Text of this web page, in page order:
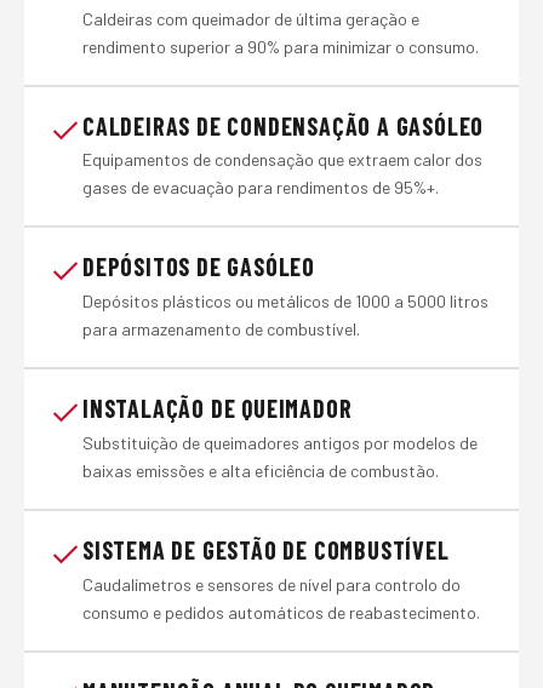
Caldeiras com queimador de última geração e
rendimento superior a 90% para minimizar o consumo.
CALDEIRAS DE CONDENSAÇÃO A GASÓLEO
Equipamentos de condensação que extraem calor dos
gases de evacuação para rendimentos de 95%+.
DEPÓSITOS DE GASÓLEO
Depósitos plásticos ou metálicos de 1000 a 5000 litros
para armazenamento de combustível.
INSTALAÇÃO DE QUEIMADOR
Substituição de queimadores antigos por modelos de
baixas emissões e alta eficiência de combustão.
SISTEMA DE GESTÃO DE COMBUSTÍVEL
Caudalímetros e sensores de nível para controlo do
consumo e pedidos automáticos de reabastecimento.